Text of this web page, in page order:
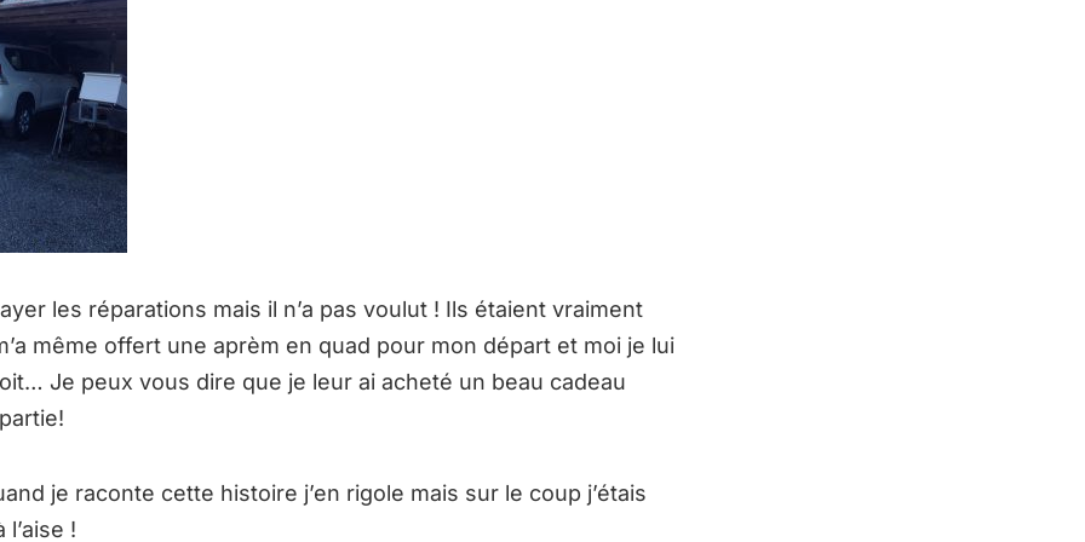
les réparations mais il n’a pas voulut ! Ils étaient vraiment
même offert une aprèm en quad pour mon départ et moi je lui
Je peux vous dire que je leur ai acheté un beau cadeau
je raconte cette histoire j’en rigole mais sur le coup j’étais
!